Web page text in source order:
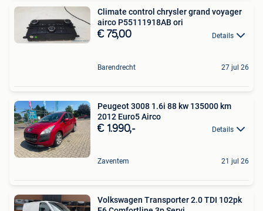
Climate control chrysler grand voyager
airco P55111918AB ori
€ 75,00 Details
Barendrecht 27 jul 26
Peugeot 3008 1.6i 88 kw 135000 km
2012 Euro5 Airco
€ 1.990,- Details
Zaventem 21 jul 26
Volkswagen Transporter 2.0 TDI 102pk